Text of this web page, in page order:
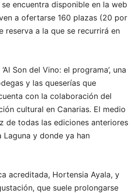
encuentra disponible en la web
a ofertarse 160 plazas (20 por
reserva a la que se recurrirá en
Son del Vino: el programa’, una
y las queserías que
con la colaboración del
cultural en Canarias. El medio
de todas las ediciones anteriores
Laguna y donde ya han
acreditada, Hortensia Ayala, y
que suele prolongarse